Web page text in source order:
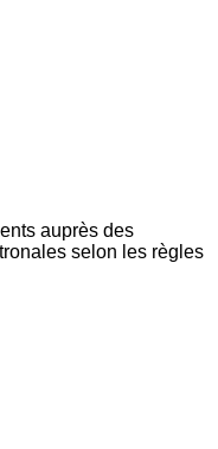
auprès des
selon les règles